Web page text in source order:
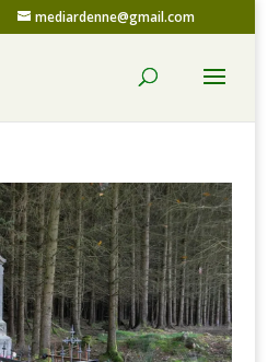
mediardenne@gmail.com